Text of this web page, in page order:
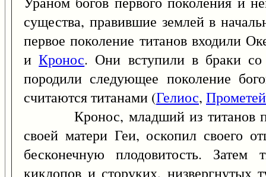
существа, правившие землей в
первое поколение титанов входили
иКронос. Они вступили в браки со
породили следующее поколение
считаются титанами (Гелиос, Прометей
Кронос, младший из титанов
своей матери Геи, оскопил своего
бесконечную плодовитость. Затем
киклопов и сторуких,